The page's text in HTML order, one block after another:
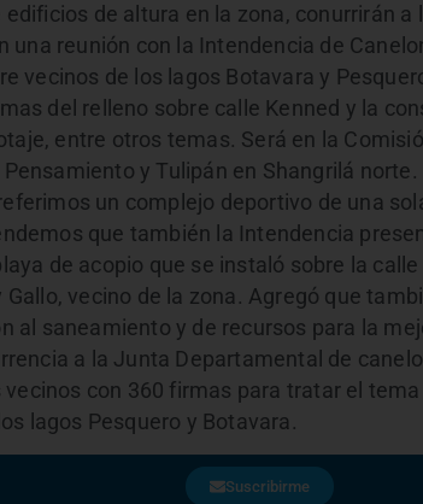
de altura en la zona, conurrirán a
una reunión con la Intendencia de
vecinos de los lagos Botavara y
del relleno sobre calle Kenned y la
entre otros temas. Será en la
y Tulipán en Shangrilá norte.
un complejo deportivo de una
que también la Intendencia
de acopio que se instaló sobre la calle
vecino de la zona. Agregó que
al saneamiento y de recursos para la
a la Junta Departamental de
con 360 firmas para tratar el
lagos Pesquero y Botavara.
Suscribirme